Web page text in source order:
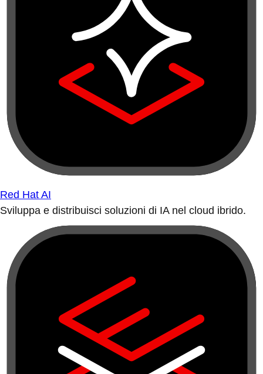
Red Hat AI
Sviluppa e distribuisci soluzioni di IA nel cloud ibrido.